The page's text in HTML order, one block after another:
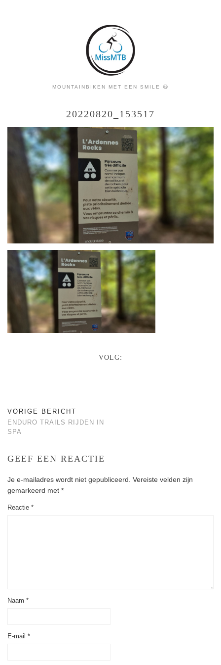
MOUNTAINBIKEN MET EEN SMILE 😃
20220820_153517
VOLG:
VORIGE BERICHT
ENDURO TRAILS RIJDEN IN
SPA
GEEF EEN REACTIE
Je e-mailadres wordt niet gepubliceerd. Vereiste velden zijn
gemarkeerd met *
Reactie *
Naam *
E-mail *